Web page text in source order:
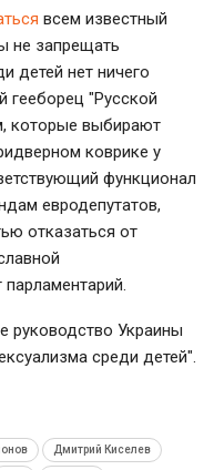
всем известный
не запрещать
детей нет ничего
гееборец "Русской
которые выбирают
коврике у
функционал
евродепутатов,
отказаться от
руководство Украины
среди детей".
Дмитрий Киселев